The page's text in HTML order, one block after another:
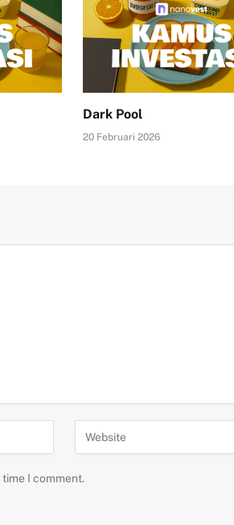
Dark Pool
20 Februari 2026
I comment.